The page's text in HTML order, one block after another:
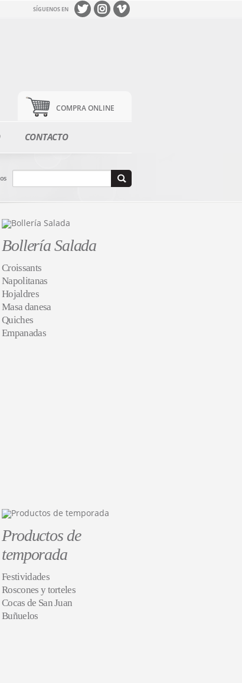
SÍGUENOS EN
COMPRA ONLINE
CONTACTO
Bollería Salada
Croissants
Napolitanas
Hojaldres
Masa danesa
Quiches
Empanadas
Productos de
temporada
Festividades
Roscones y torteles
Cocas de San Juan
Buñuelos